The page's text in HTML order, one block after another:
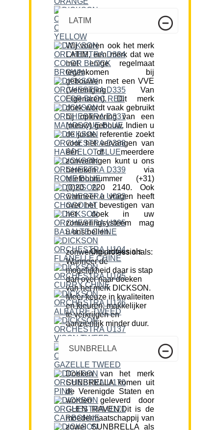
LATIM
Wij voeren ook het merk
LATIM, een merk dat we
met enige regelmaat
tegenkomen bij
gebouwen met een VVE
(Vereniging Van
Eigenaren). Dit merk
doek wordt vaak gebruikt
bij oplevering van een
(nieuw) gebouw. Indien u
de juiste referentie zoekt
voor het vervangen van
één of meerdere
zonweringen kunt u ons
bereiken via
telefoonnummer (+31)
(0)20 220 2140. Ook
wanneer u vragen heeft
over het bevestigen van
het doek in uw
zonweringsysteem mag
u ons bellen.
Ons advies als zonwering professionals:
Wanneer de
mogelijkheid daar is stap
dan over naar doeken
van het merk DICKSON.
Meer keuze in kwaliteiten
en kleuren, makkelijker
te verkrijgen en
aanzienlijk minder duur.
SUNBRELLA
Doeken van het merk
SUNBRELLA komen uit
de Verenigde Staten en
worden geleverd door
GLEN RAVEN.Dit is de
moedermaatschappij van
zowel SUNBRELLA als